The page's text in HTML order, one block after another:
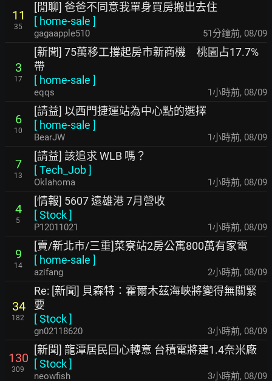
11
35
[閒聊] 爸爸不同意我單身買房搬出去住
[ home-sale ]
gagaapple510 51分鐘前, 08/09
3
17
[新聞] 75萬移工撐起房市新商機 桃園占17.7%
帶
[ home-sale ]
eqqs 1小時前, 08/09
6
10
[請益] 以西門捷運站為中心點的選擇
[ home-sale ]
BearJW 1小時前, 08/09
7
13
[請益] 該追求 WLB 嗎？
[Tech_Job]
Oklahoma 1小時前, 08/09
4
5
[情報] 5607 遠雄港 7月營收
[Stock]
P12011021 1小時前, 08/09
9
14
[賣/新北市/三重]菜寮站2房公寓800萬有家電
[ home-sale ]
azifang 2小時前, 08/09
34
182
Re: [新聞] 貝森特：霍爾木茲海峽將變得無關緊
要
[Stock]
gn02118620 3小時前, 08/09
130
309
[新聞] 龍潭居民回心轉意 台積電將建1.4奈米廠
[Stock]
neowfish 3小時前, 08/09